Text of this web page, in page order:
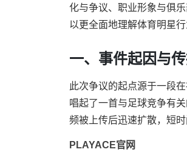
化与争议、职业形象与俱
以更全面地理解体育明星
一、事件起因与
此次争议的起点源于一段
唱起了一首与足球竞争有
频被上传后迅速扩散，短
PLAYACE官网